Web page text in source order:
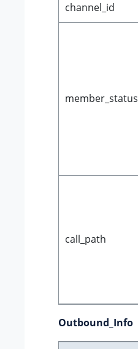
channel_id
member_status
call_path
Outbound_Info